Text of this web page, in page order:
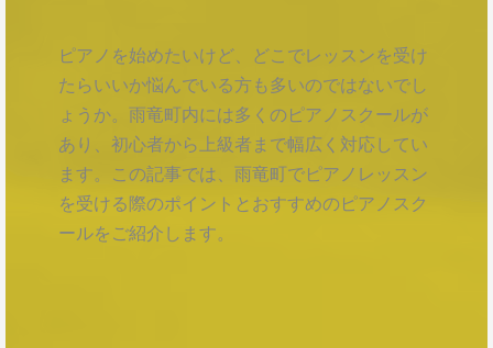
ピアノを始めたいけど、どこでレッスンを受け
たらいいか悩んでいる方も多いのではないでし
ょうか。雨竜町内には多くのピアノスクールが
あり、初心者から上級者まで幅広く対応してい
ます。この記事では、雨竜町でピアノレッスン
を受ける際のポイントとおすすめのピアノスク
ールをご紹介します。